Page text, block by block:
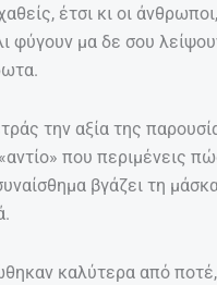
έτσι κι οι
φύγουν μα δε σου
την αξία της
που περιμένεις
βγάζει τη
καλύτερα από